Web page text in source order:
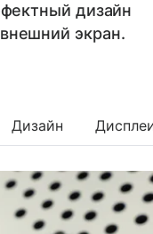
дизайн
экран.
Дизайн